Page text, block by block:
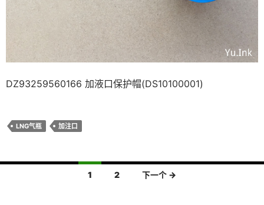
DZ93259560166 加液口保护帽(DS10100001)
LNG气瓶 加注口
1 2 下一个 →